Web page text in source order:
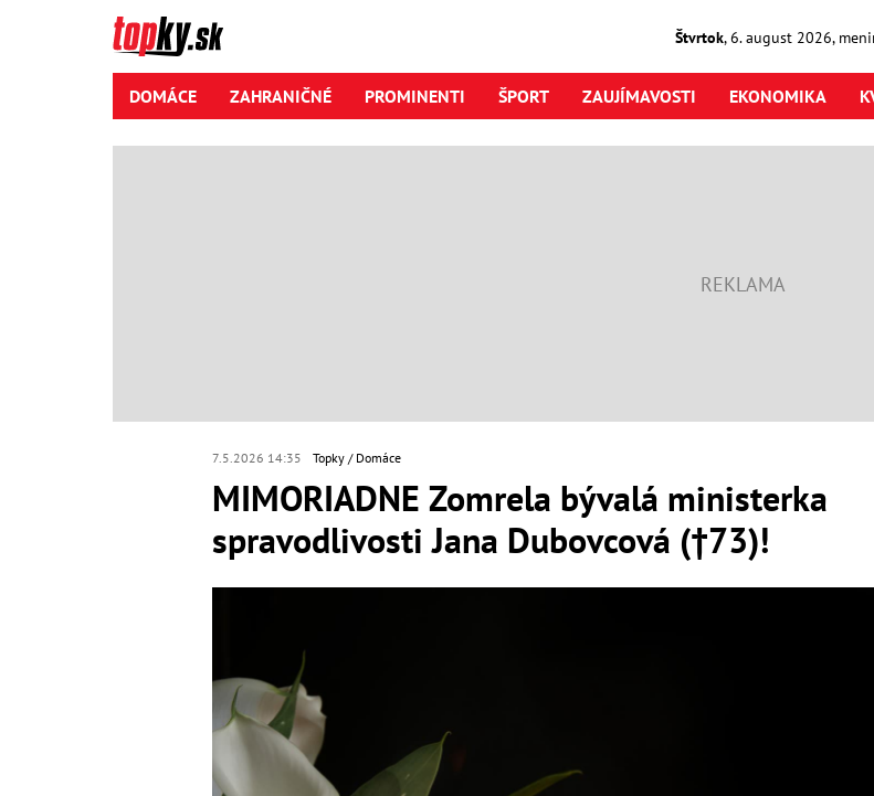
Štvrtok,6. august2026,
DOMÁCE ZAHRANIČNÉ PROMINENTI ŠPORT ZAUJÍMAVOSTI EKONOMIKA
7.5.2026 14:35 Topky Domáce
MIMORIADNE Zomrela bývalá ministerka
spravodlivosti Jana Dubovcová (†73)!